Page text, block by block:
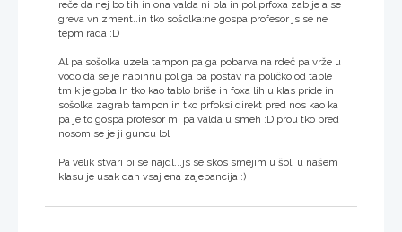
reče da nej bo tih in ona valda ni bla in pol prfoxa zabije a se
greva vn zment..in tko sošolka:ne gospa profesor js se ne
tepm rada :D
Al pa sošolka uzela tampon pa ga pobarva na rdeč pa vrže u
vodo da se je napihnu pol ga pa postav na poličko od table
tm k je goba.In tko kao tablo briše in foxa lih u klas pride in
sošolka zagrab tampon in tko prfoksi direkt pred nos kao ka
pa je to gospa profesor mi pa valda u smeh :D prou tko pred
nosom se je ji guncu lol
Pa velik stvari bi se najdl...js se skos smejim u šol, u našem
klasu je usak dan vsaj ena zajebancija :)